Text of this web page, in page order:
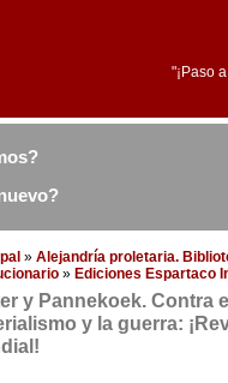
"¡Paso
» Alejandría proletaria.
» Ediciones Espartaco
y Pannekoek. Contra
y la guerra: